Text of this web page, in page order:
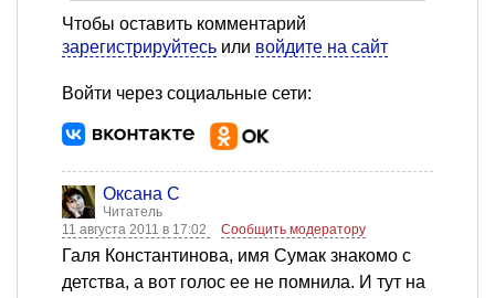
Чтобы оставить комментарий
зарегистрируйтесь или войдите на сайт
Войти через социальные сети:
Оксана С
Читатель
11 августа 2011 в 17:02
Сообщить модератору
Галя Константинова, имя Сумак знакомо с
детства, а вот голос ее не помнила. И тут на